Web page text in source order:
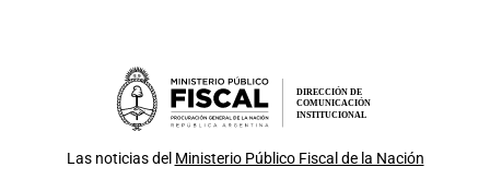
DIRECCIÓN DE
COMUNICACIÓN
INSTITUCIONAL
Las noticias del Ministerio Público Fiscal de la Nación